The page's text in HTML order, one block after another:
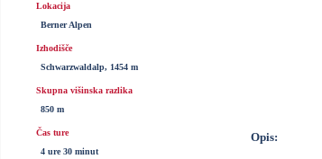
Lokacija
Berner Alpen
Izhodišče
Schwarzwaldalp, 1454 m
Skupna višinska razlika
850 m
Čas ture
4 ure 30 minut
Opis: